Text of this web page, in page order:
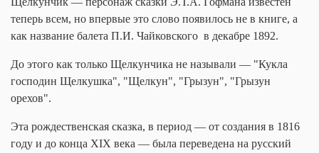
теперь всем, но впервые это слово появилось не в книге, а
как название балета П.И. Чайковского в декабре 1892.
До этого как только Щелкунчика не называли — "Кукла
господин Щелкушка", "Щелкун", "Грызун", "Грызун
орехов".
Эта рождественская сказка, в период — от создания в 1816
году и до конца XIX века — была переведена на русский